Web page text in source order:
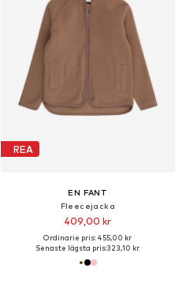
REA
EN FANT
Fleecejacka
409,00 kr
Ordinarie pris: 455,00 kr
Senaste lägsta pris:323,10 kr